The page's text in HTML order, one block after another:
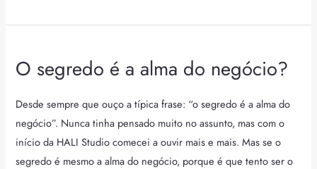
O segredo é a alma do negócio?
Desde sempre que ouço a típica frase: “o segredo é a alma do
negócio”. Nunca tinha pensado muito no assunto, mas com o
início da HALI Studio comecei a ouvir mais e mais. Mas se o
segredo é mesmo a alma do negócio, porque é que tento ser o
O
é
a
alma
do